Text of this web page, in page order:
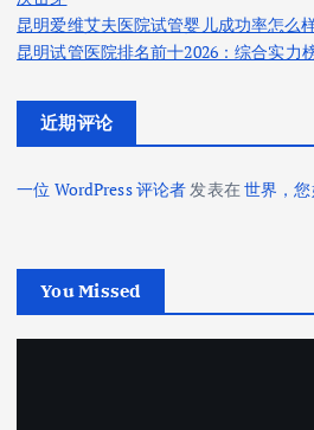
昆明爱维艾夫医院试管婴儿成功率怎么
昆明试管医院排名前十2026：综合实力
近期评论
一位 WordPress 评论者发表在世界，您
You Missed